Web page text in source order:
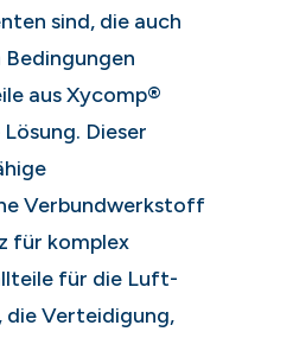
sind, die auch
aus Xycomp®
Dieser
Verbundwerkstoff
für komplex
für die Luft-
die Verteidigung,